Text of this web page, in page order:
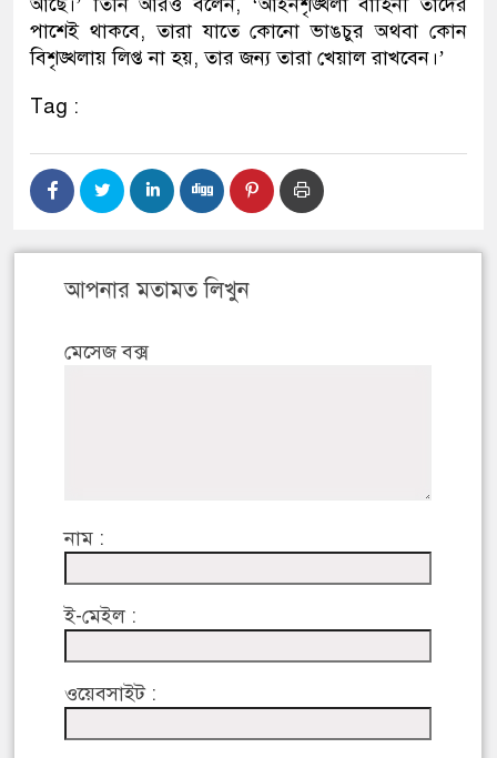
পাশেই থাকবে, তারা যাতে কোনো ভাঙচুর অথবা কোন
বিশৃঙ্খলায় লিপ্ত না হয়, তার জন্য তারা খেয়াল রাখবেন।’
Tag :
আপনার মতামত লিখুন
মেসেজ বক্স
নাম :
ই-মেইল :
ওয়েবসাইট :